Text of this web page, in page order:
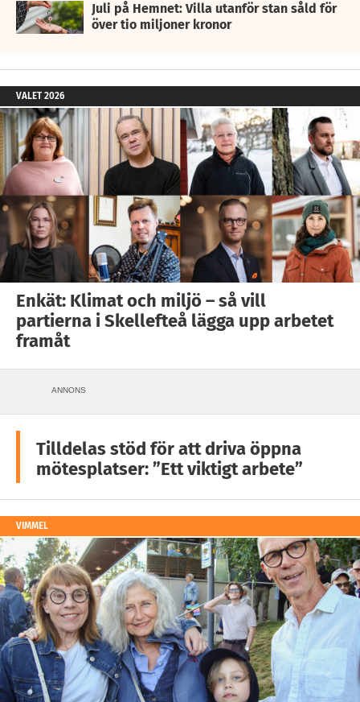
Juli på Hemnet: Villa utanför stan såld för
över tio miljoner kronor
VALET 2026
Enkät: Klimat och miljö – så vill
partierna i Skellefteå lägga upp arbetet
framåt
ANNONS
Tilldelas stöd för att driva öppna
mötesplatser: ”Ett viktigt arbete”
VIMMEL